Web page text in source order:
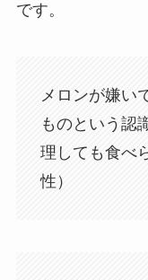
です。
メロンが嫌い
ものという認
理しても食べ
性）